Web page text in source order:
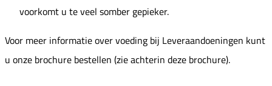
voorkomt u te veel somber gepieker.
Voor meer informatie over voeding bij Leveraandoeningen kunt
u onze brochure bestellen (zie achterin deze brochure).